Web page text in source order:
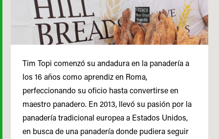
Tim Topi comenzó su andadura en la panadería a
los 16 años como aprendiz en Roma,
perfeccionando su oficio hasta convertirse en
maestro panadero. En 2013, llevó su pasión por la
panadería tradicional europea a Estados Unidos,
en busca de una panadería donde pudiera seguir